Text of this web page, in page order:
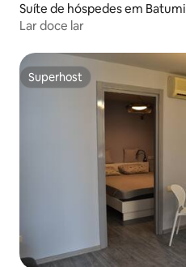
Suíte de hóspedes em Batumi
Lar doce lar
Superhost
Superhost